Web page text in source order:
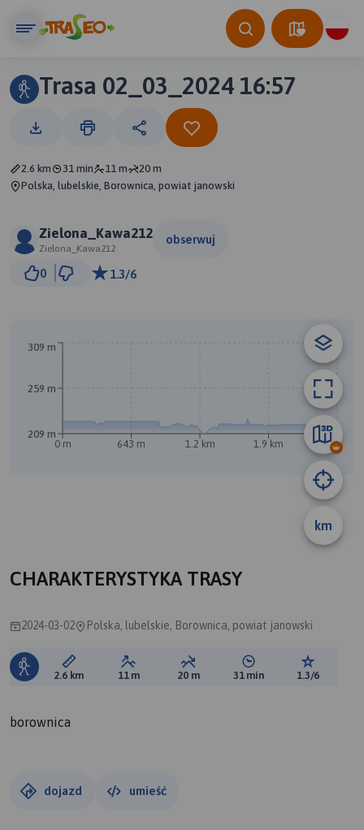
Trasa 02_03_2024 16:57
2.6 km 31 min 11 m
20 m
Polska, lubelskie, Borownica, powiat janowski
Zielona_Kawa212
Zielona_Kawa212
obserwuj
0 1.3/6
km
0 m 643 m 1.2 km 1.9 km 2.5 km
209 m
259 m
309 m
CHARAKTERYSTYKA TRASY
2024-03-02 Polska, lubelskie, Borownica, powiat janowski
Długość trasy:
2.6 km Suma przewyższeń:
11 m Suma spadków:
20 m Średni czas potrzebny
31 min Ocena
1.3/6
borownica
dojazd umieść